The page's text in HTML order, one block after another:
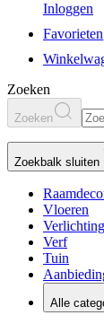
Inloggen
Favorieten
Zoeken
Zoeken
Zoekbalk sluiten
Vloeren
Verlichting
Verf
Tuin
Alle